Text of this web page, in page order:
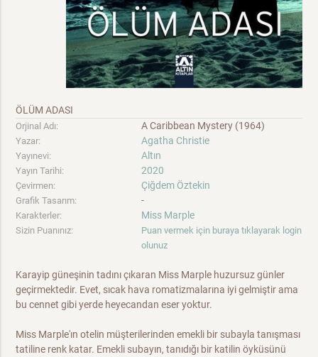
ÖLÜM ADASI
Orjinal Adı: A Caribbean Mystery (1964)
Yazar: Agatha Christie
Yayınevi: Altın
Yayın Tarihi: 2020
Çevirmen: Çiğdem Öztekin
Grafik Tasarım: -
Karakterler: Miss Marple
Sizin Puanınız:
Puan vermek için buraya tıklayarak login
olunuz
Karayip güneşinin tadını çıkaran Miss Marple huzursuz günler
geçirmektedir. Evet, sıcak hava romatizmalarına iyi gelmiştir ama
bu cennet gibi yerde heyecandan eser yoktur.
Miss Marple'ın otelin müşterilerinden emekli bir subayla tanışması
tatiline renk katar. Emekli subayın, tanıdığı bir katilin öyküsünü